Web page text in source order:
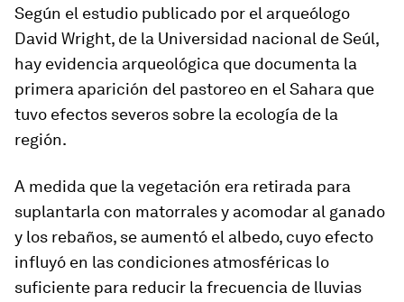
Según el estudio publicado por el arqueólogo
David Wright, de la Universidad nacional de Seúl,
hay evidencia arqueológica que documenta la
primera aparición del pastoreo en el Sahara que
tuvo efectos severos sobre la ecología de la
región.
A medida que la vegetación era retirada para
suplantarla con matorrales y acomodar al ganado
y los rebaños, se aumentó el albedo, cuyo efecto
influyó en las condiciones atmosféricas lo
suficiente para reducir la frecuencia de lluvias